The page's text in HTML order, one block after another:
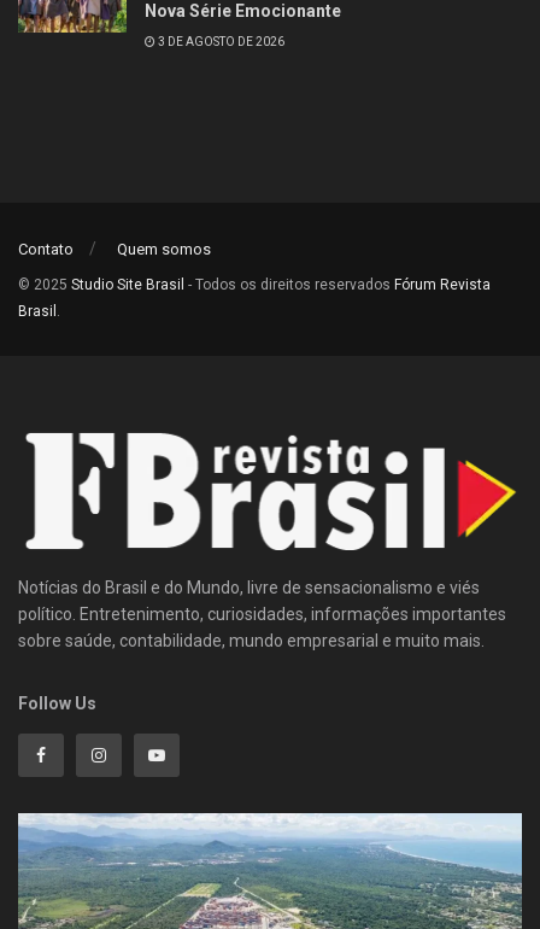
Nova Série Emocionante
3 DE AGOSTO DE 2026
Contato Quem somos
© 2025 Studio Site Brasil - Todos os direitos reservados Fórum Revista
Brasil .
Notícias do Brasil e do Mundo, livre de sensacionalismo e viés
político. Entretenimento, curiosidades, informações importantes
sobre saúde, contabilidade, mundo empresarial e muito mais.
Follow Us